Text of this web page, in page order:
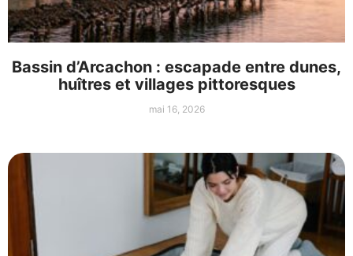
Bassin d’Arcachon : escapade entre dunes,
huîtres et villages pittoresques
mai 16, 2026